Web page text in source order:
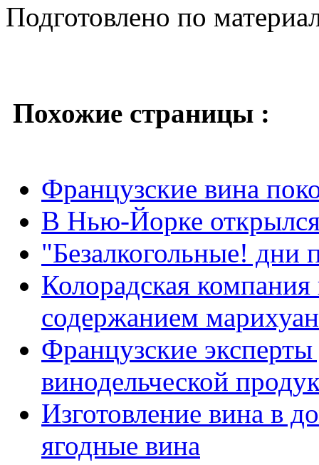
Подготовлено по
Похожие страницы :
Французские вина
В Нью-Йорке
"Безалкогольные! дни
Колорадская
содержанием
Французские
винодельческой
Изготовление вина в
ягодные вина